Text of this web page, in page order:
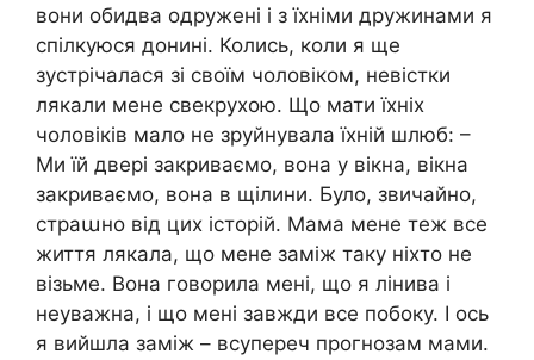
вони обидва одружені і з їхніми дружинами я
спілкуюся донині. Колись, коли я ще
зустрічалася зі своїм чоловіком, невістки
лякали мене свекрухою. Що мати їхніх
чоловіків мало не зруйнувала їхній шлюб: –
Ми їй двері закриваємо, вона у вікна, вікна
закриваємо, вона в щілини. Було, звичайно,
страաно від цих історій. Мама мене теж все
життя лякала, що мене заміж таку ніхто не
візьме. Вона говорила мені, що я лінива і
неуважна, і що мені завжди все побоку. І ось
я вийшла заміж – всупереч прогнозам мами.